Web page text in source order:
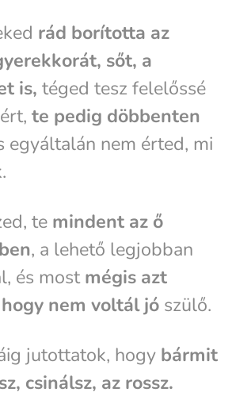
rád borította az
sőt, a
is, téged tesz felelőssé
te pedig döbbenten
egyáltalán nem érted, mi
te mindent az ő
, a lehető legjobban
és mostmégis azt
nem voltál jó szülő.
jutottatok, hogy bármit
csinálsz, az rossz.